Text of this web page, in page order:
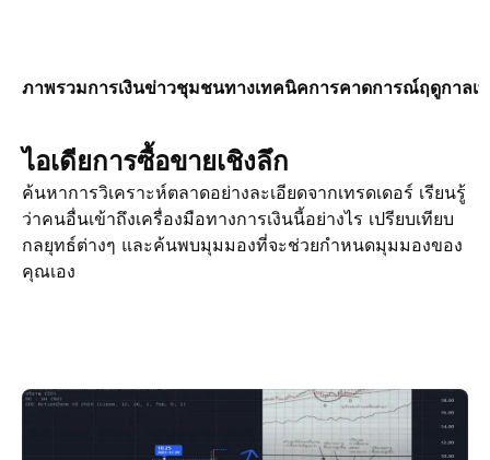
ภาพรวมการเงินข่าวชุมชนทางเทคนิคการคาดการณ์ฤดูกาลเ
ไอเดียการซื้อขายเชิงลึก
ค้นหาการวิเคราะห์ตลาดอย่างละเอียดจากเทรดเดอร์ เรียนรู้
ว่าคนอื่นเข้าถึงเครื่องมือทางการเงินนี้อย่างไร เปรียบเทียบ
กลยุทธ์ต่างๆ และค้นพบมุมมองที่จะช่วยกำหนดมุมมองของ
คุณเอง